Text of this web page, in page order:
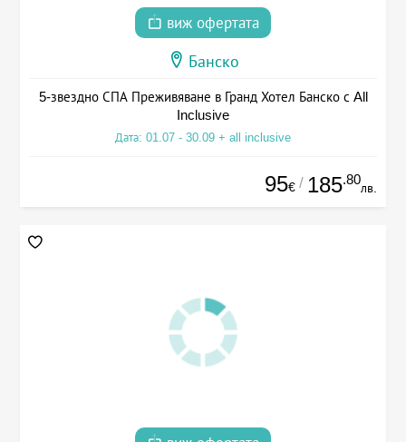
виж офертата
Банско
5-звездно СПА Преживяване в Гранд Хотел Банско с All
Inclusive
Дата: 01.07 - 30.09 + all inclusive
95€ / 185.80
лв.